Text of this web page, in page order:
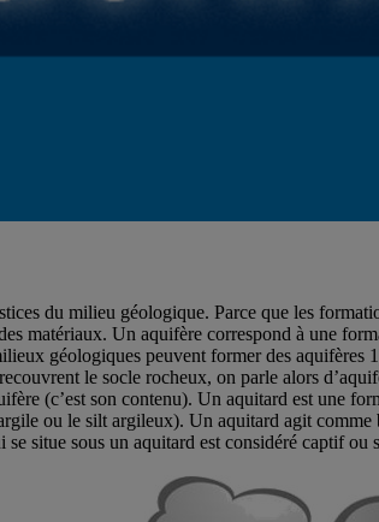
du milieu géologique. Parce que les
matériaux. Un aquifère correspond à une
géologiques peuvent former des
le socle rocheux, on parle alors
(c’est son contenu). Un aquitard est une
ou le silt argileux). Un aquitard agit
situe sous un aquitard est considéré captif